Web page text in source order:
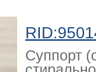
Суппорт